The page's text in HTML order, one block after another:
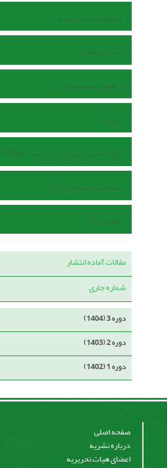
اعضای هیات تحریریه
ارسال مقاله
راهنمای نویسندگان
داوران
نظریه دسترسی آزاد بوداپست (BOAI)
سیاست دسترسی آزاد
تماس با ما
مقالات آماده انتشار
شماره جاری
دوره 3 (1404)
دوره 2 (1403)
دوره 1 (1402)
صفحه اصلی
درباره نشریه
اعضای هیات تحریریه